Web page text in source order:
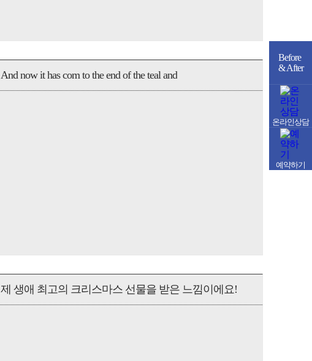
And now it has com to the end of the teal and
제 생애 최고의 크리스마스 선물을 받은 느낌이에요!
Before
& After
온라인상담
예약하기